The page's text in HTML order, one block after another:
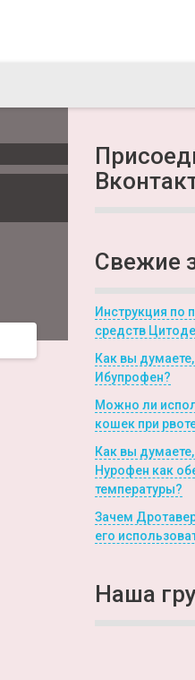
Свежие
Инструкция по
средств
Как вы
Ибупрофен?
Можно ли
кошек при
Как вы
Нурофен как
температуры?
Зачем
его
Наша